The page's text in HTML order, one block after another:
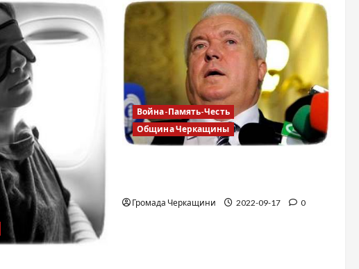
Война-Память-Честь
Община Черкащины
Громада Черкащини 2022-09-17 0